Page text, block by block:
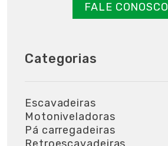
Categorias
Escavadeiras
Motoniveladoras
Pá carregadeiras
FALE CONOSCO